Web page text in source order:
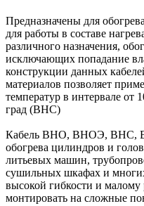
Предназначены для
для работы в составе
различного назначения,
исключающих попадание
конструкции данных
материалов позволяет
температур в интервале
град (ВНС)
Кабель ВНО, ВНОЭ, ВНС,
обогрева цилиндров и
литьевых машин,
сушильных шкафах и
высокой гибкости и
монтировать на сложные